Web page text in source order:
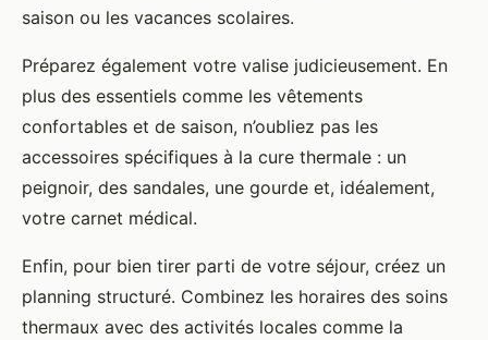
saison ou les vacances scolaires.
Préparez également votre valise judicieusement. En
plus des essentiels comme les vêtements
confortables et de saison, n’oubliez pas les
accessoires spécifiques à la cure thermale : un
peignoir, des sandales, une gourde et, idéalement,
votre carnet médical.
Enfin, pour bien tirer parti de votre séjour, créez un
planning structuré. Combinez les horaires des soins
thermaux avec des activités locales comme la